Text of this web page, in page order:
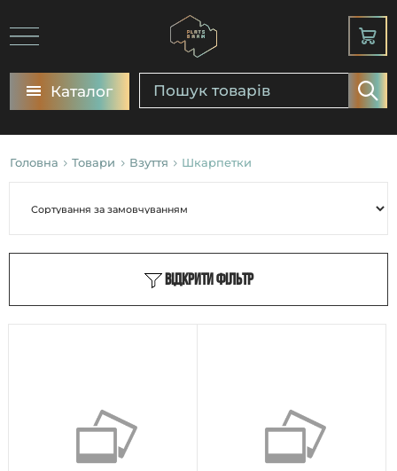
Каталог
Головна Товари Взуття Шкарпетки
Відкрити фільтр